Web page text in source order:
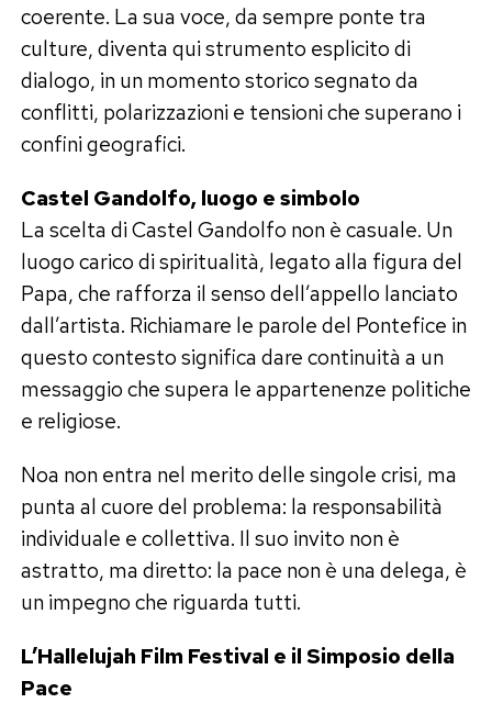
coerente. La sua voce, da sempre ponte tra
culture, diventa qui strumento esplicito di
dialogo, in un momento storico segnato da
conflitti, polarizzazioni e tensioni che superano i
confini geografici.
Castel Gandolfo, luogo e simbolo
La scelta di Castel Gandolfo non è casuale. Un
luogo carico di spiritualità, legato alla figura del
Papa, che rafforza il senso dell’appello lanciato
dall’artista. Richiamare le parole del Pontefice in
questo contesto significa dare continuità a un
messaggio che supera le appartenenze politiche
e religiose.
Noa non entra nel merito delle singole crisi, ma
punta al cuore del problema: la responsabilità
individuale e collettiva. Il suo invito non è
astratto, ma diretto: la pace non è una delega, è
un impegno che riguarda tutti.
L’Hallelujah Film Festival e il Simposio della
Pace